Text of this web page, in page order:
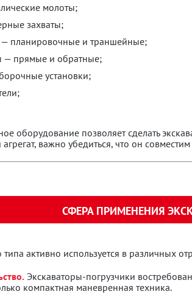
молоты;
захваты;
планировочные и траншейные;
— прямые и обратные;
установки;
оборудование позволяет сделать
агрегат, важно убедиться, что он
СФЕРА ПРИМЕНЕНИЯ
типа активно используется в различных
Экскаваторы-погрузчики
компактная маневренная техника.